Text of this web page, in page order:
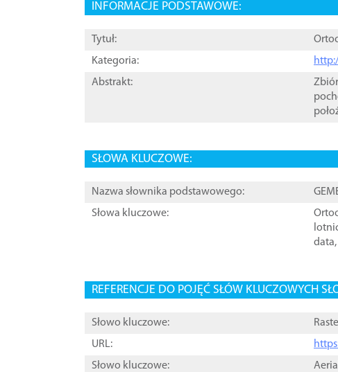
INFORMACJE PODSTAWOWE:
Tytuł:
Kategoria:
Abstrakt:
SŁOWA KLUCZOWE:
Nazwa słownika podstawowego:
Słowa kluczowe:
data,
REFERENCJE DO POJĘĆ SŁÓW KLUCZOWYCH
Słowo kluczowe:
URL:
Słowo kluczowe: